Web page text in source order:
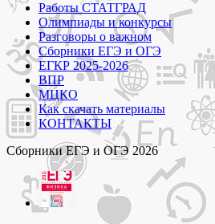
Работы СТАТГРАД
Олимпиады и конкурсы
Разговоры о важном
Сборники ЕГЭ и ОГЭ
ЕГКР 2025-2026
ВПР
МЦКО
Как скачать материалы
КОНТАКТЫ
Сборники ЕГЭ и ОГЭ 2026